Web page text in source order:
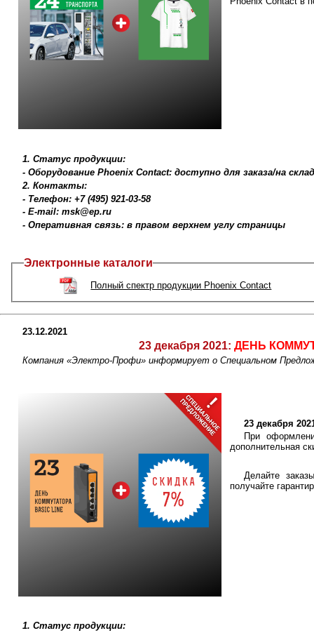
1. Статус продукции:
- Оборудование Phoenix Contact: доступно для заказа/на
2. Контакты:
- Телефон: +7 (495) 921-03-58
- E-mail: msk@ep.ru
- Оперативная связь: в правом верхнем углу страницы
Электронные каталоги
Полный спектр продукции Phoenix Contact
23.12.2021
23 декабря 2021: ДЕНЬ
Компания «Электро-Профи» информирует о Специальном
23 декабря
При
дополнительная
Делайте
получайте
1. Статус продукции: